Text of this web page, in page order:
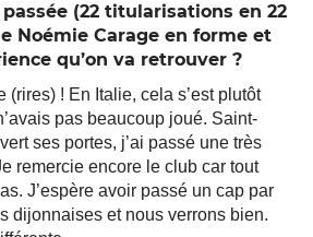
(22 titularisations en 22
Noémie Carage en forme et
qu’on va retrouver ?
(rires) ! En Italie, cela s’est plutôt
pas beaucoup joué. Saint-
ses portes, j’ai passé une très
remercie encore le club car tout
J’espère avoir passé un cap par
dijonnaises et nous verrons bien.